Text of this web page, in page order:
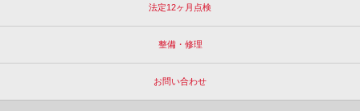
法定12ヶ月点検
整備・修理
お問い合わせ